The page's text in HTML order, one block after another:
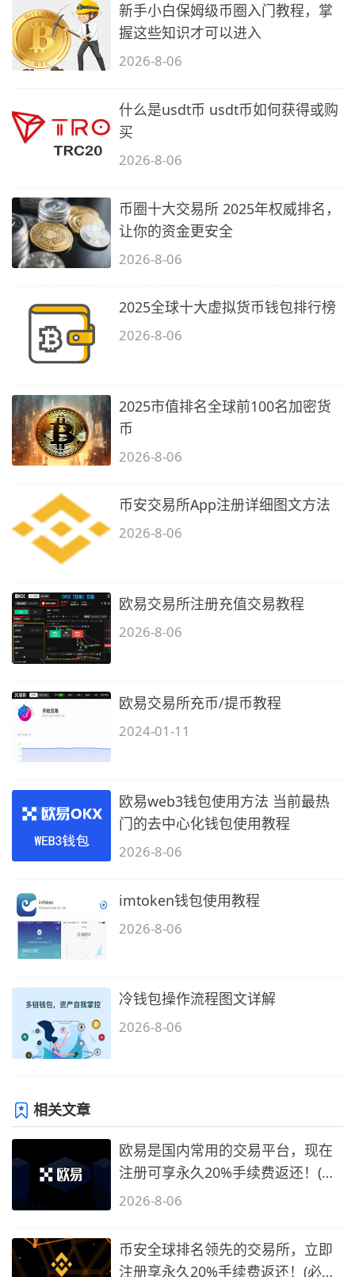
新手小白保姆级币圈入门教程，掌
握这些知识才可以进入
2026-8-06
什么是usdt币 usdt币如何获得或购
买
2026-8-06
币圈十大交易所 2025年权威排名，
让你的资金更安全
2026-8-06
2025全球十大虚拟货币钱包排行榜
2026-8-06
2025市值排名全球前100名加密货
币
2026-8-06
币安交易所App注册详细图文方法
2026-8-06
欧易交易所注册充值交易教程
2026-8-06
欧易交易所充币/提币教程
2024-01-11
欧易web3钱包使用方法 当前最热
门的去中心化钱包使用教程
2026-8-06
imtoken钱包使用教程
2026-8-06
冷钱包操作流程图文详解
2026-8-06
相关文章
欧易是国内常用的交易平台，现在
注册可享永久20%手续费返还！(必
备1)
2026-8-06
币安全球排名领先的交易所，立即
注册享永久20%手续费返还！(必备